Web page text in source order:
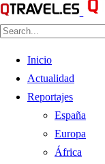
Inicio
Actualidad
Reportajes
España
Europa
África